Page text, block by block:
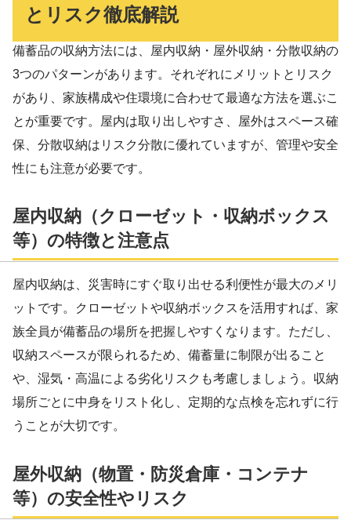
とリスク徹底解説
備蓄品の収納方法には、屋内収納・屋外収納・分散収納の
3つのパターンがあります。それぞれにメリットとリスク
があり、家族構成や住環境に合わせて最適な方法を選ぶこ
とが重要です。屋内は取り出しやすさ、屋外はスペース確
保、分散収納はリスク分散に優れていますが、管理や安全
性にも注意が必要です。
屋内収納（クローゼット・収納ボックス
等）の特徴と注意点
屋内収納は、災害時にすぐ取り出せる利便性が最大のメリ
ットです。クローゼットや収納ボックスを活用すれば、家
族全員が備蓄品の場所を把握しやすくなります。ただし、
収納スペースが限られるため、備蓄量に制限が出ること
や、湿気・高温による劣化リスクも考慮しましょう。収納
場所ごとに中身をリスト化し、定期的な点検を忘れずに行
うことが大切です。
屋外収納（物置・防災倉庫・コンテナ
等）の安全性やリスク